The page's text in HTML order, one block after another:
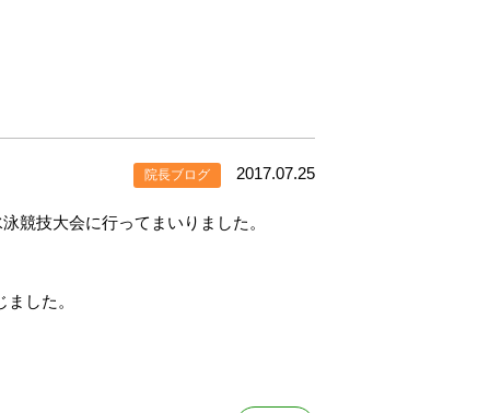
院長ブログ 2017.07.25
競技大会に行ってまいりました。
した。